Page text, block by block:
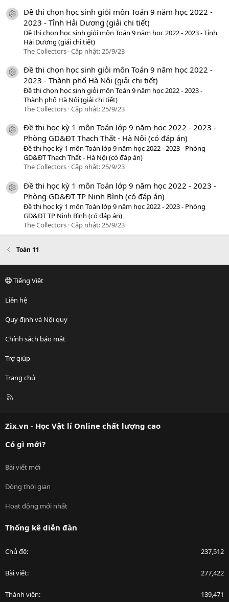
icon tài liệu
Đề thi chọn học sinh giỏi môn Toán 9 năm học 2022 -
2023 - Tỉnh Hải Dương (giải chi tiết)
Đề thi chọn học sinh giỏi môn Toán 9 năm học 2022 - 2023 - Tỉnh
Hải Dương (giải chi tiết)
The Collectors Cập nhật:25/9/23
icon tài liệu
Đề thi chọn học sinh giỏi môn Toán 9 năm học 2022 -
2023 - Thành phố Hà Nội (giải chi tiết)
Đề thi chọn học sinh giỏi môn Toán 9 năm học 2022 - 2023 -
Thành phố Hà Nội (giải chi tiết)
The Collectors Cập nhật:25/9/23
icon tài liệu
Đề thi học kỳ 1 môn Toán lớp 9 năm học 2022 - 2023 -
Phòng GD&ĐT Thạch Thất - Hà Nội (có đáp án)
Đề thi học kỳ 1 môn Toán lớp 9 năm học 2022 - 2023 - Phòng
GD&ĐT Thạch Thất - Hà Nội (có đáp án)
The Collectors Cập nhật:25/9/23
icon tài liệu
Đề thi học kỳ 1 môn Toán lớp 9 năm học 2022 - 2023 -
Phòng GD&ĐT TP Ninh Bình (có đáp án)
Đề thi học kỳ 1 môn Toán lớp 9 năm học 2022 - 2023 - Phòng
GD&ĐT TP Ninh Bình (có đáp án)
The Collectors Cập nhật: 25/9/23
Toán 11
Tiếng Việt
Liên hệ
Quy định và Nội quy
Chính sách bảo mật
Trợ giúp
Trang chủ
R
Zix.vn - Học Vật lí Online chất lượng cao
Có gì mới?
Bài viết mới
Dòng thời gian
Hoạt động mới nhất
Thống kê diễn đàn
Chủ đề 237,512
Bài viết 277,422
Thành viên 139,471